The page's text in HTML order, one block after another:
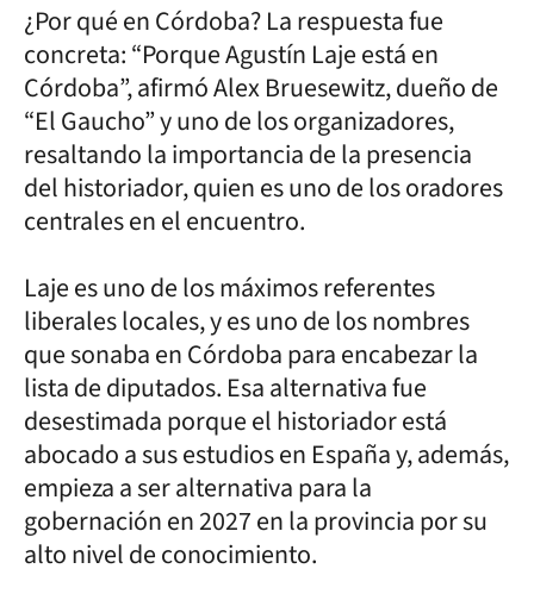
¿Por qué en Córdoba? La respuesta fue
concreta: “Porque Agustín Laje está en
Córdoba”, afirmó Alex Bruesewitz, dueño de
“El Gaucho” y uno de los organizadores,
resaltando la importancia de la presencia
del historiador, quien es uno de los oradores
centrales en el encuentro.
Laje es uno de los máximos referentes
liberales locales, y es uno de los nombres
que sonaba en Córdoba para encabezar la
lista de diputados. Esa alternativa fue
desestimada porque el historiador está
abocado a sus estudios en España y, además,
empieza a ser alternativa para la
gobernación en 2027 en la provincia por su
alto nivel de conocimiento.